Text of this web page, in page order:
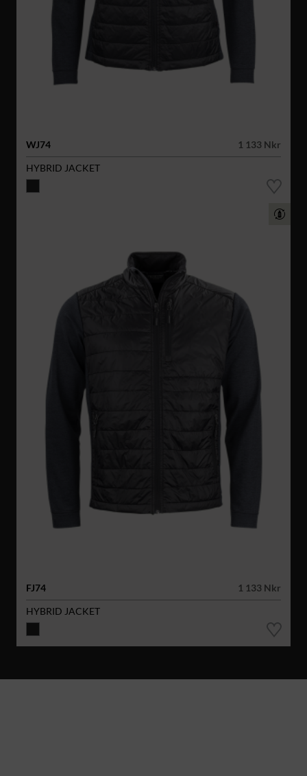
WJ74
1 133 Nkr
HYBRID JACKET
FJ74
1 133 Nkr
HYBRID JACKET